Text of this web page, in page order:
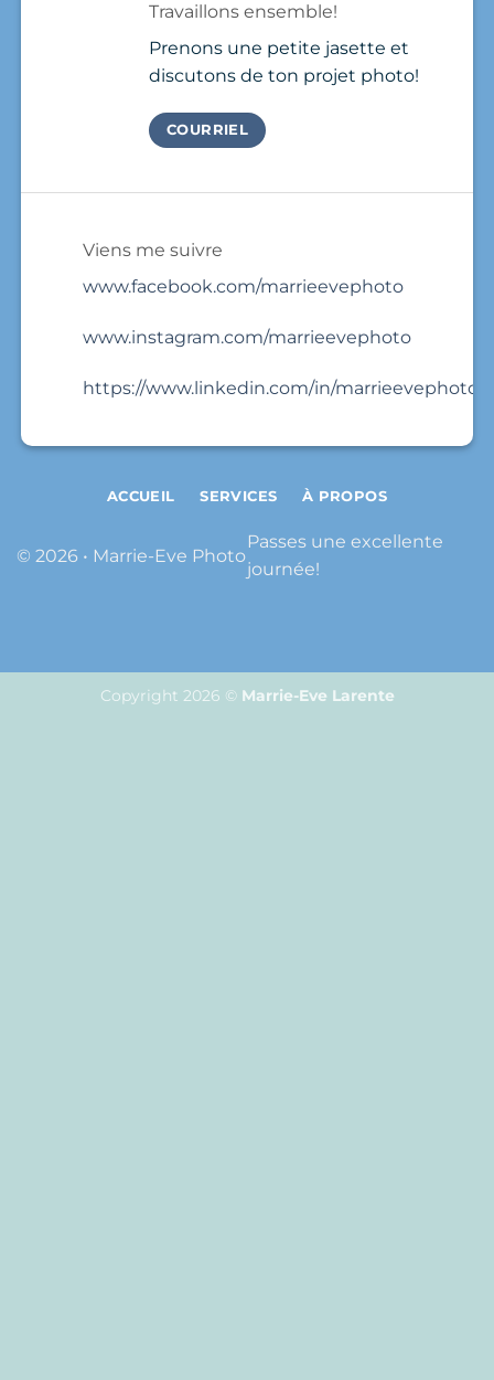
and
it.
Photo
Travaillons ensemble!
Prenons une petite jasette et
discutons de ton projet photo!
COURRIEL
Viens me suivre
www.facebook.com/marrieevephoto
www.instagram.com/marrieevephoto
https://www.linkedin.com/in/marrieevephoto/
© 2026 • Marrie-Eve Photo
ACCUEIL SERVICES À PROPOS
Passes une excellente
journée!
Copyright 2026 © Marrie-Eve Larente